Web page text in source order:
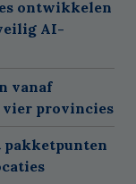
ontwikkelen
AI-
vanaf
vier provincies
pakketpunten